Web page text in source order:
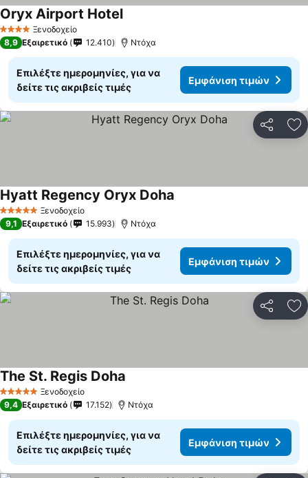
4 ΑστέριαΞενοδοχείο
Oryx Airport Hotel
8,9 Εξαιρετικό 12.410 Ντόχα
Επιλέξτε ημερομηνίες, για να
δείτε τις ακριβείς τιμές
Εμφάνιση τιμών
5 Αστέρια Ξενοδοχείο
Hyatt Regency Oryx Doha
9,1 Εξαιρετικό 15.993 Ντόχα
Επιλέξτε ημερομηνίες, για να
δείτε τις ακριβείς τιμές
Εμφάνιση τιμών
5 Αστέρια Ξενοδοχείο
The St. Regis Doha
9,4 Εξαιρετικό 17.152 Ντόχα
Επιλέξτε ημερομηνίες, για να
δείτε τις ακριβείς τιμές
Εμφάνιση τιμών